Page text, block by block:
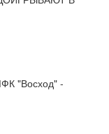
"Восход" -